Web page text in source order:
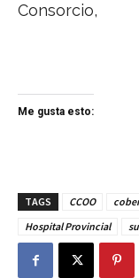
Consorcio,
Me gusta esto:
TAGS CCOO
Hospital Provincial